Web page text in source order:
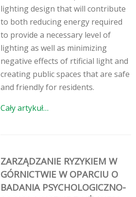
lighting design that will contribute
to both reducing energy required
to provide a necessary level of
lighting as well as minimizing
negative effects of rtificial light and
creating public spaces that are safe
and friendly for residents.
Cały artykuł…
ZARZĄDZANIE RYZYKIEM W
GÓRNICTWIE W OPARCIU O
BADANIA PSYCHOLOGICZNO-